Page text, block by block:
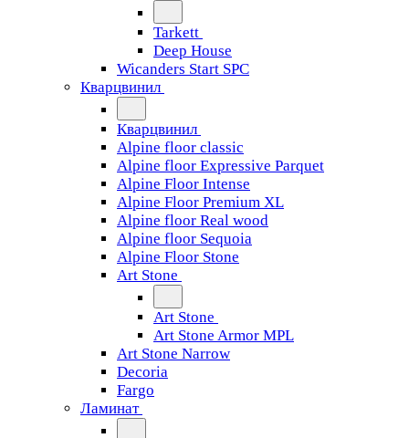
Tarkett
Deep House
Wicanders Start SPC
Кварцвинил
Кварцвинил
Alpine floor classic
Alpine floor Expressive Parquet
Alpine Floor Intense
Alpine Floor Premium XL
Alpine floor Real wood
Alpine floor Sequoia
Alpine Floor Stone
Art Stone
Art Stone
Art Stone Armor MPL
Art Stone Narrow
Decoria
Fargo
Ламинат